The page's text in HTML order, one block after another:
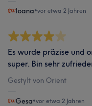
Ioana•vor etwa 2 Jahren
Es wurde präzise und
super. Bin sehr
Gestylt von Orient
Gesa•vor etwa 2 Jahren